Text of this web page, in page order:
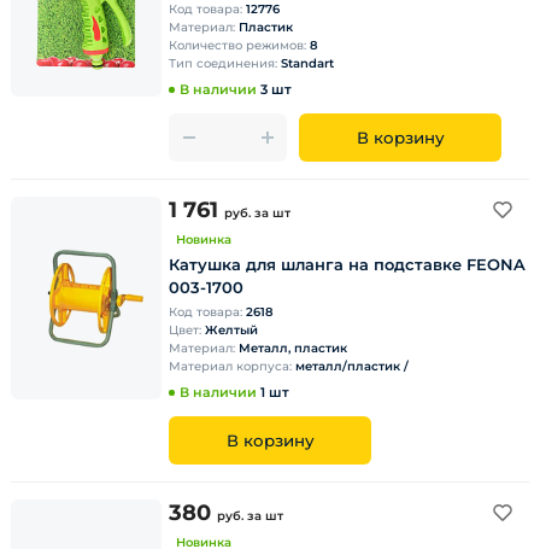
Код товара: 12776
Материал: Пластик
Количество режимов: 8
Тип соединения: Standart
В наличии 3 шт
В корзину
1 761 руб. за шт
Новинка
Катушка для шланга на подставке FEONA
003-1700
Код товара: 2618
Цвет: Желтый
Материал: Металл, пластик
Материал корпуса: металл/пластик /
В наличии 1 шт
В корзину
380 руб. за шт
Новинка